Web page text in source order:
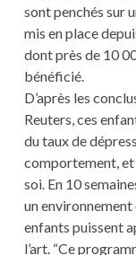
sont penchés sur
mis en place
dont près de 10
bénéficié.
D’après les
Reuters, ces
du taux de
comportement, et
soi. En 10
un
enfants puissent
l’art. “Ce